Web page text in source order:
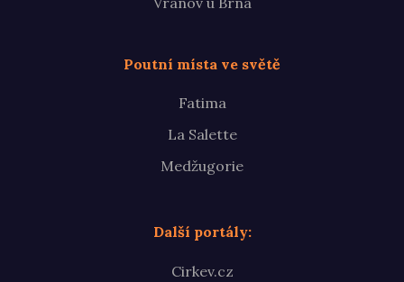
Poutní místa ve světě
Fatima
La Salette
Medžugorie
Další portály:
Cirkev.cz